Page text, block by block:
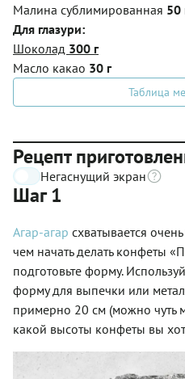
Малина сублимированная 50
Для глазури:
Шоколад 300 г
Масло какао 30 г
Таблица
Рецепт
Негаснущий экран
Шаг 1
Агар-агар схватывается
чем начать делать конфеты
подготовьте форму.
форму для выпечки или
примерно 20 см (можно чуть
какой высоты конфеты вы